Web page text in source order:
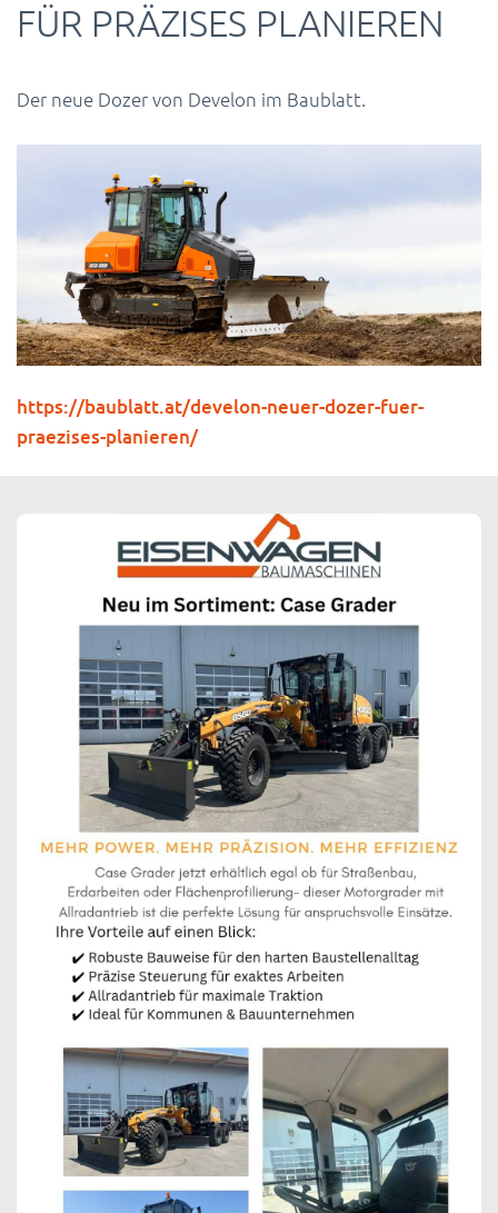
FÜR PRÄZISES PLANIEREN
Der neue Dozer von Develon im Baublatt.
https://baublatt.at/develon-neuer-dozer-fuer-
praezises-planieren/